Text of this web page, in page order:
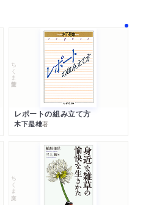
ちくま学芸文庫
レポートの組み立て方
木下是雄著
ちくま文庫